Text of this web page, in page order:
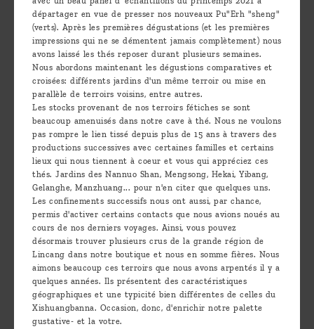
départager en vue de presser nos nouveaux Pu"Erh "sheng"
(verts). Après les premières dégustations (et les premières
impressions qui ne se démentent jamais complètement) nous
avons laissé les thés reposer durant plusieurs semaines.
Nous abordons maintenant les dégustions comparatives et
croisées: différents jardins d'un même terroir ou mise en
parallèle de terroirs voisins, entre autres.
Les stocks provenant de nos terroirs fétiches se sont
beaucoup amenuisés dans notre cave à thé. Nous ne voulons
pas rompre le lien tissé depuis plus de 15 ans à travers des
productions successives avec certaines familles et certains
lieux qui nous tiennent à coeur et vous qui appréciez ces
thés. Jardins des Nannuo Shan, Mengsong, Hekai, Yibang,
Gelanghe, Manzhuang... pour n'en citer que quelques uns.
Les confinements successifs nous ont aussi, par chance,
permis d'activer certains contacts que nous avions noués au
cours de nos derniers voyages. Ainsi, vous pouvez
désormais trouver plusieurs crus de la grande région de
Lincang dans notre boutique et nous en somme fières. Nous
aimons beaucoup ces terroirs que nous avons arpentés il y a
quelques années. Ils présentent des caractéristiques
géographiques et une typicité bien différentes de celles du
Xishuangbanna. Occasion, donc, d'enrichir notre palette
gustative- et la votre.